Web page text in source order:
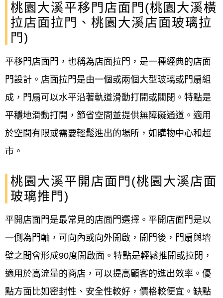
桃園大溪平移門店面門(桃園大溪橫
拉店面拉門、桃園大溪店面玻璃拉
門)
平移門店面門，也稱為店面拉門，是一種經典的店面
門設計。店面拉門是由一個或兩個大型玻璃或門扇組
成，門扇可以水平沿著軌道滑動打開或關閉。特點是
平穩地滑動打開，節省空間並提供無障礙通道。適用
於空間有限或需要輕鬆進出的場所，如購物中心和超
市。
桃園大溪平開店面門(桃園大溪店面
玻璃推門)
平開店面門是最常見的店面門選擇。平開店面門是以
一側為門軸，可向內或向外開啟，開門後，門扇與墻
壁之間會形成90度開啟面。特點是輕鬆推開或拉閉，
適用於高流量的商店，可以提高顧客的進出效率。優
點方面比如密封性、安全性較好，價格較便宜。缺點